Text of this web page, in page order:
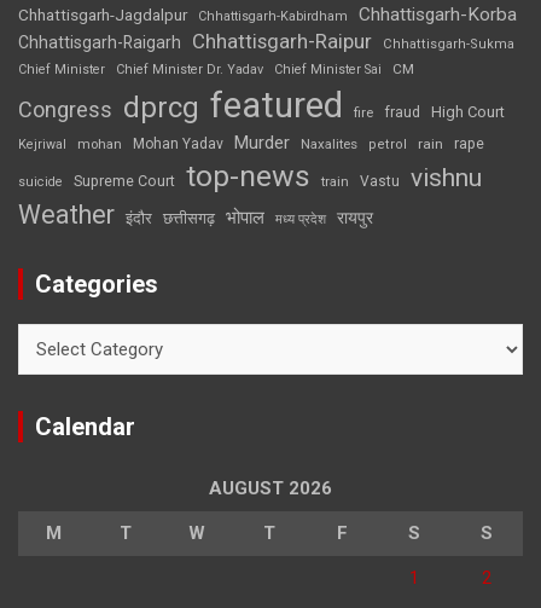
Chhattisgarh-Jagdalpur Chhattisgarh-Kabirdham Chhattisgarh-Korba
Chhattisgarh-Raigarh Chhattisgarh-Raipur
Chhattisgarh-Sukma
Chief Minister
Chief Minister Dr. Yadav Chief Minister Sai CM
Congress dprcg featured fire fraud High Court
Kejriwal mohan Mohan Yadav Murder Naxalites petrol rain rape
suicide Supreme Court top-news train Vastu vishnu
Weather इंदौर छत्तीसगढ़ भोपाल मध्य प्रदेश रायपुर
Categories
Calendar
AUGUST 2026
M T W T F S S
1 2